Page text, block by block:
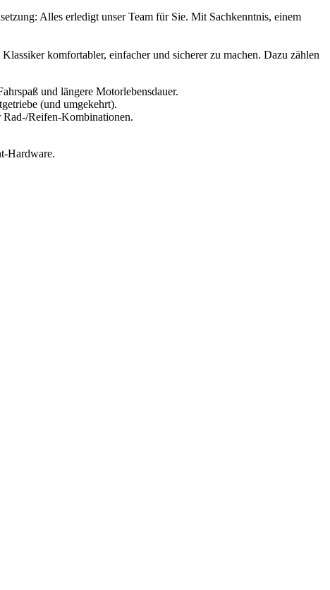
Alles erledigt unser Team für Sie. Mit Sachkenntnis, einem
komfortabler, einfacher und sicherer zu machen. Dazu zählen
und längere Motorlebensdauer.
(und umgekehrt).
Rad-/Reifen-Kombinationen.
Hardware.